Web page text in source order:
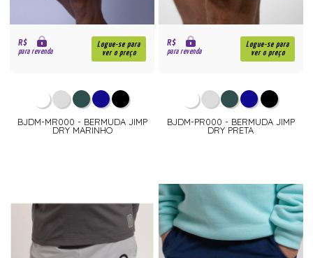
R$
para revenda
Logue-se para
ver o preço
BJDM-MR000 - BERMUDA JIMP
DRY MARINHO
R$
para revenda
Logue-se para
ver o preço
BJDM-PR000 - BERMUDA JIMP
DRY PRETA